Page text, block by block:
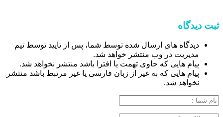
ثبت دیدگاه
دیدگاه های ارسال شده توسط شما، پس از تایید توسط تیم
مدیریت در وب منتشر خواهد شد.
پیام هایی که حاوی تهمت یا افترا باشد منتشر نخواهد شد.
پیام هایی که به غیر از زبان فارسی یا غیر مرتبط باشد منتشر
نخواهد شد.